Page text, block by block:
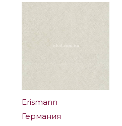
Erismann
Германия